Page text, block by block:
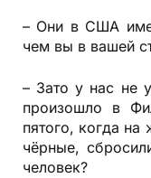
– Они в США
чем вы в вашей
– Зато у нас не
произошло в
пятого, когда
чёрные,
человек?